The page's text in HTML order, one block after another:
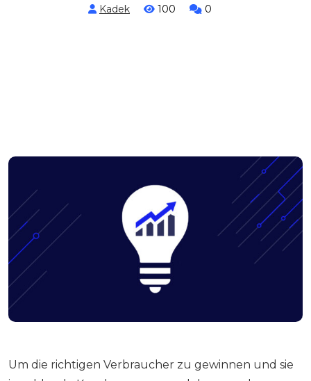
Kadek 100 0
Um die richtigen Verbraucher zu gewinnen und sie